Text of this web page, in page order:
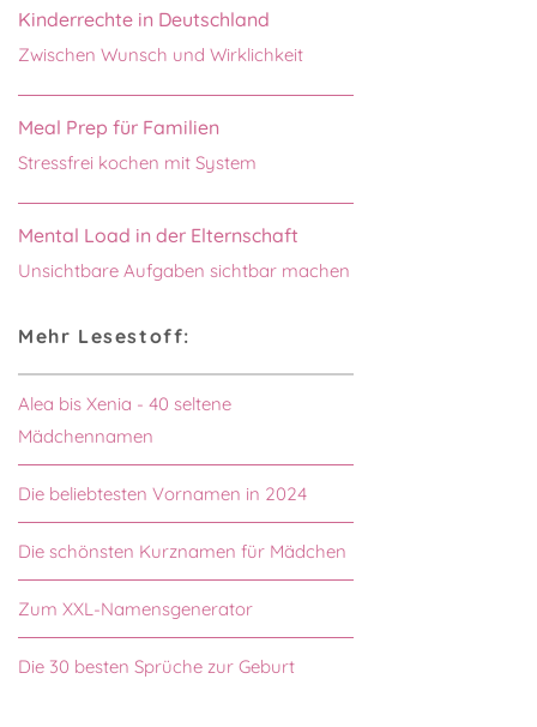
Kinderrechte in Deutschland
Zwischen Wunsch und Wirklichkeit
Meal Prep für Familien
Stressfrei kochen mit System
Mental Load in der Elternschaft
Unsichtbare Aufgaben sichtbar machen
Mehr Lesestoff:
Alea bis Xenia - 40 seltene
Mädchennamen
Die beliebtesten Vornamen in 2024
Die schönsten Kurznamen für Mädchen
Zum XXL-Namensgenerator
Die 30 besten Sprüche zur Geburt